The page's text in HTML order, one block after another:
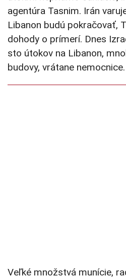
agentúra Tasnim. Irán
Libanon budú pokračovať,
dohody o prímerí. Dnes
sto útokov na Libanon,
budovy, vrátane nemocnice.
Veľké množstvá munície,